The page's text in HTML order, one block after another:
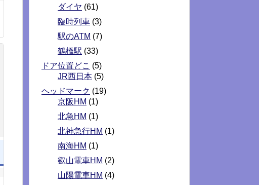
ダイヤ (61)
臨時列車 (3)
駅のATM (7)
鶴橋駅 (33)
ドア位置どこ (5)
JR西日本 (5)
ヘッドマーク (19)
京阪HM (1)
北急HM (1)
北神急行HM (1)
南海HM (1)
叡山電車HM (2)
山陽電車HM (4)